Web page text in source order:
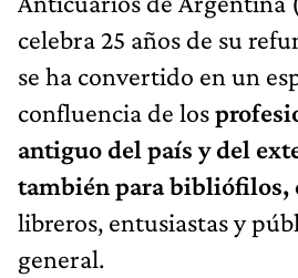
celebra 25 años de su
se ha convertido en un
confluencia de los
antiguo del país y del
también para bibliófilos,
libreros, entusiastas y
general.